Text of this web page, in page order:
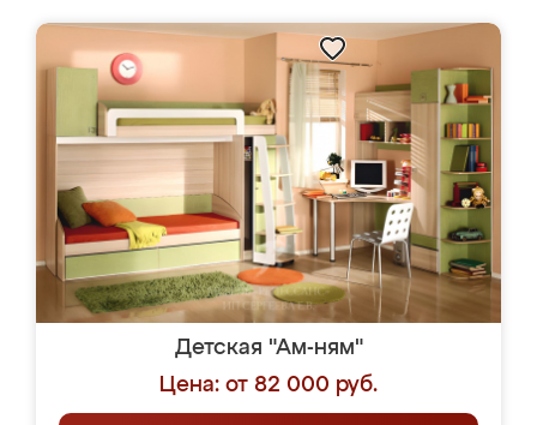
Детская "Ам-ням"
Цена: от 82 000 руб.